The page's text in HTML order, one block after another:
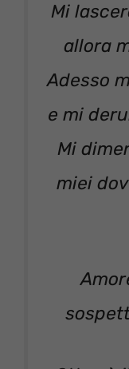
Mi
allora
Adesso
e mi
Mi
miei